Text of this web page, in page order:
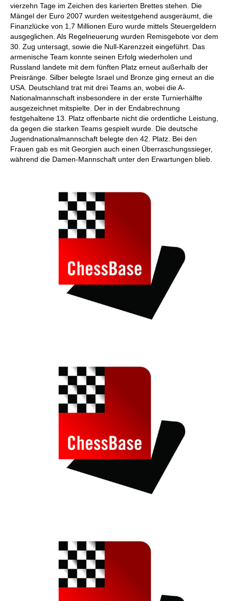
vierzehn Tage im Zeichen des karierten Brettes stehen. Die
Mängel der Euro 2007 wurden weitestgehend ausgeräumt, die
Finanzlücke von 1,7 Millionen Euro wurde mittels Steuergeldern
ausgeglichen. Als Regelneuerung wurden Remisgebote vor dem
30. Zug untersagt, sowie die Null-Karenzzeit eingeführt. Das
armenische Team konnte seinen Erfolg wiederholen und
Russland landete mit dem fünften Platz erneut außerhalb der
Preisränge. Silber belegte Israel und Bronze ging erneut an die
USA. Deutschland trat mit drei Teams an, wobei die A-
Nationalmannschaft insbesondere in der erste Turnierhälfte
ausgezeichnet mitspielte. Der in der Endabrechnung
festgehaltene 13. Platz offenbarte nicht die ordentliche Leistung,
da gegen die starken Teams gespielt wurde. Die deutsche
Jugendnationalmannschaft belegte den 42. Platz. Bei den
Frauen gab es mit Georgien auch einen Überraschungssieger,
während die Damen-Mannschaft unter den Erwartungen blieb.